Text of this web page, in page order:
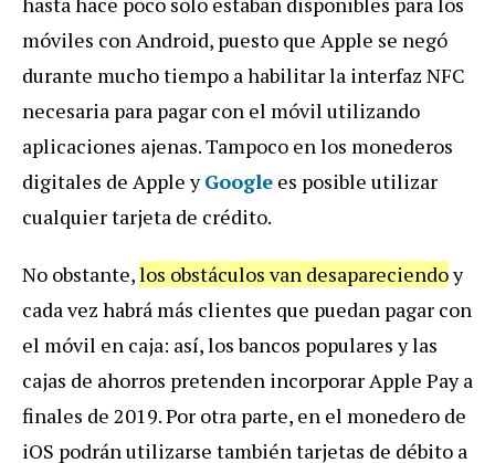
móviles con Android, puesto que Apple se negó
durante mucho tiempo a habilitar la interfaz NFC
necesaria para pagar con el móvil utilizando
aplicaciones ajenas. Tampoco en los monederos
digitales de Apple yGoogle es posible utilizar
cualquier tarjeta de crédito.
No obstante,los obstáculos van desapareciendoy
cada vez habrá más clientes que puedan pagar con
el móvil en caja: así, los bancos populares y las
cajas de ahorros pretenden incorporar Apple Pay a
finales de 2019. Por otra parte, en el monedero de
iOS podrán utilizarse también tarjetas de débito a